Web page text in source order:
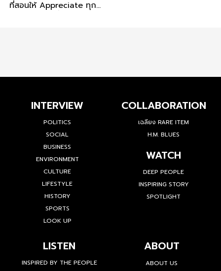
ที่สอนให้ Appreciate ทุก
INTERVIEW
POLITICS
SOCIAL
BUSINESS
ENVIRONMENT
CULTURE
LIFESTYLE
HISTORY
SPORTS
LOOK UP
COLLABORATION
เฉลียง RARE ITEM
H.M. BLUES
WATCH
DEEP PEOPLE
INSPIRING STORY
SPOTLIGHT
LISTEN
INSPIRED BY THE PEOPLE
ABOUT
ABOUT US